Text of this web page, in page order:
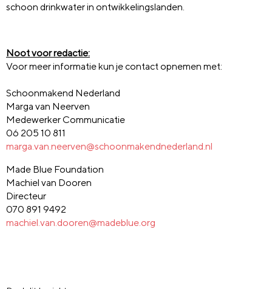
schoon drinkwater in ontwikkelingslanden.
Noot voor redactie:
Voor meer informatie kun je contact opnemen met:
Schoonmakend Nederland
Marga van Neerven
Medewerker Communicatie
06 205 10 811
marga.van.neerven@schoonmakendnederland.nl
Made Blue Foundation
Machiel van Dooren
Directeur
070 891 9492
machiel.van.dooren@madeblue.org